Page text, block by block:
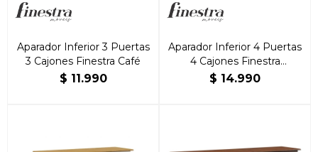
Aparador Inferior 3 Puertas
3 Cajones Finestra Café
$ 11.990
Aparador Inferior 4 Puertas
4 Cajones Finestra
Roble/Blanco
$ 14.990